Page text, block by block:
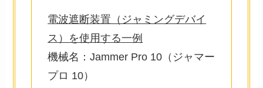
電波遮断装置（ジャミングデバイ
ス）を使用する一例
機械名：Jammer Pro 10（ジャマー
プロ 10）